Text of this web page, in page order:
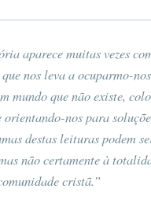
aparece muitas vezes
nos leva a ocuparmo-
mundo que não existe,
orientando-nos para
destas leituras podem
não certamente à
cristã.”